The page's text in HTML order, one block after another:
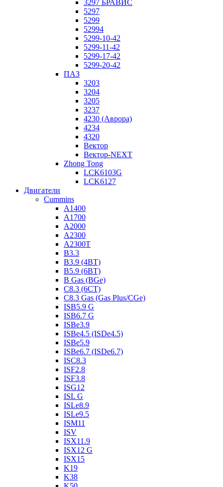
3297 БРАВИС
5297
5299
52994
5299-10-42
5299-11-42
5299-17-42
5299-20-42
ПАЗ
3203
3204
3205
3237
4230 (Аврора)
4234
4320
Вектор
Вектор-NEXT
Zhong Tong
LCK6103G
LCK6127
Двигатели
Cummins
A1400
A1700
A2000
A2300
A2300T
B3.3
B3.9 (4BT)
B5.9 (6BT)
B Gas (BGe)
C8.3 (6CT)
C8.3 Gas (Gas Plus/CGe)
ISB5.9 G
ISB6.7 G
ISBe3.9
ISBe4.5 (ISDe4.5)
ISBe5.9
ISBe6.7 (ISDe6.7)
ISC8.3
ISF2.8
ISF3.8
ISG12
ISL G
ISLe8.9
ISLe9.5
ISM11
ISV
ISX11.9
ISX12 G
ISX15
K19
K38